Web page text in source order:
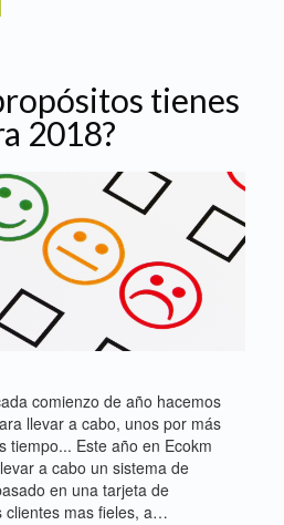
tienes
2018?
comienzo de año hacemos
llevar a cabo, unos por más
tiempo... Este año en Ecokm
a cabo un sistema de
en una tarjeta de
clientes mas fieles, a…